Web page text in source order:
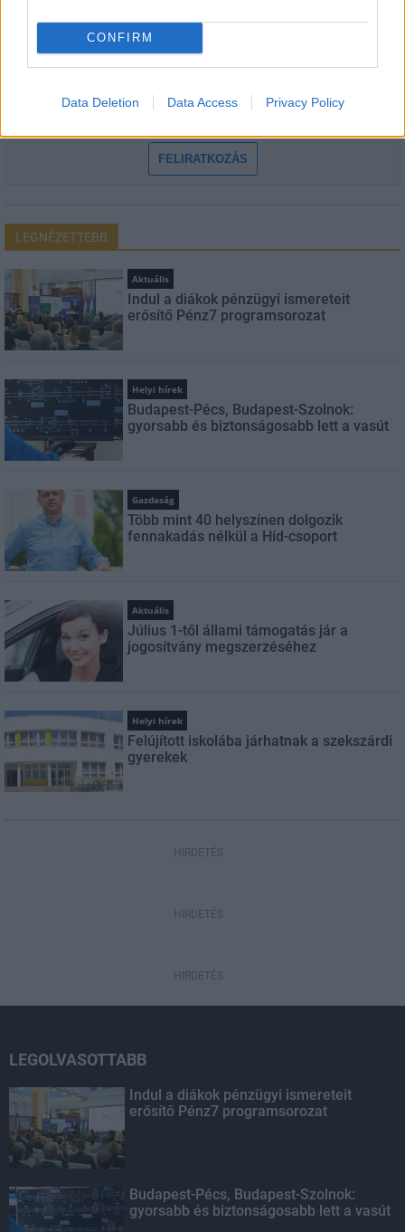
CONFIRM
Data Deletion Data Access Privacy Policy
Feliratkozom a hírlevélre és elfogadom azadatvédelmi
FELIRATKOZÁS
LEGNÉZETTEBB
Aktuális
Indul a diákok pénzügyi ismereteit
erősítő Pénz7 programsorozat
Helyi hírek
Budapest-Pécs, Budapest-Szolnok:
gyorsabb és biztonságosabb lett a vasút
Gazdaság
Több mint 40 helyszínen dolgozik
fennakadás nélkül a Híd-csoport
Aktuális
Július 1-től állami támogatás jár a
jogosítvány megszerzéséhez
Helyi hírek
Felújított iskolába járhatnak a szekszárdi
gyerekek
HIRDETÉS
HIRDETÉS
HIRDETÉS
LEGOLVASOTTABB
Indul a diákok pénzügyi ismereteit
erősítő Pénz7 programsorozat
Budapest-Pécs, Budapest-Szolnok:
gyorsabb és biztonságosabb lett a vasút